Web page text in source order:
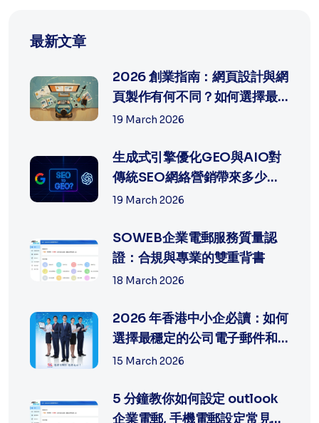
最新文章
2026 創業指南：網頁設計與網
頁製作有何不同？如何選擇最
適合中...
19 March 2026
生成式引擎優化GEO與AIO對
傳統SEO網絡營銷帶來多少沖
擊?
19 March 2026
SOWEB企業電郵服務質量認
證：合規與專業的雙重背書
18 March 2026
2026 年香港中小企必讀：如何
選擇最穩定的公司電子郵件和
網頁製...
15 March 2026
5 分鐘教你如何設定 outlook
企業電郵, 手機電郵設定常見問